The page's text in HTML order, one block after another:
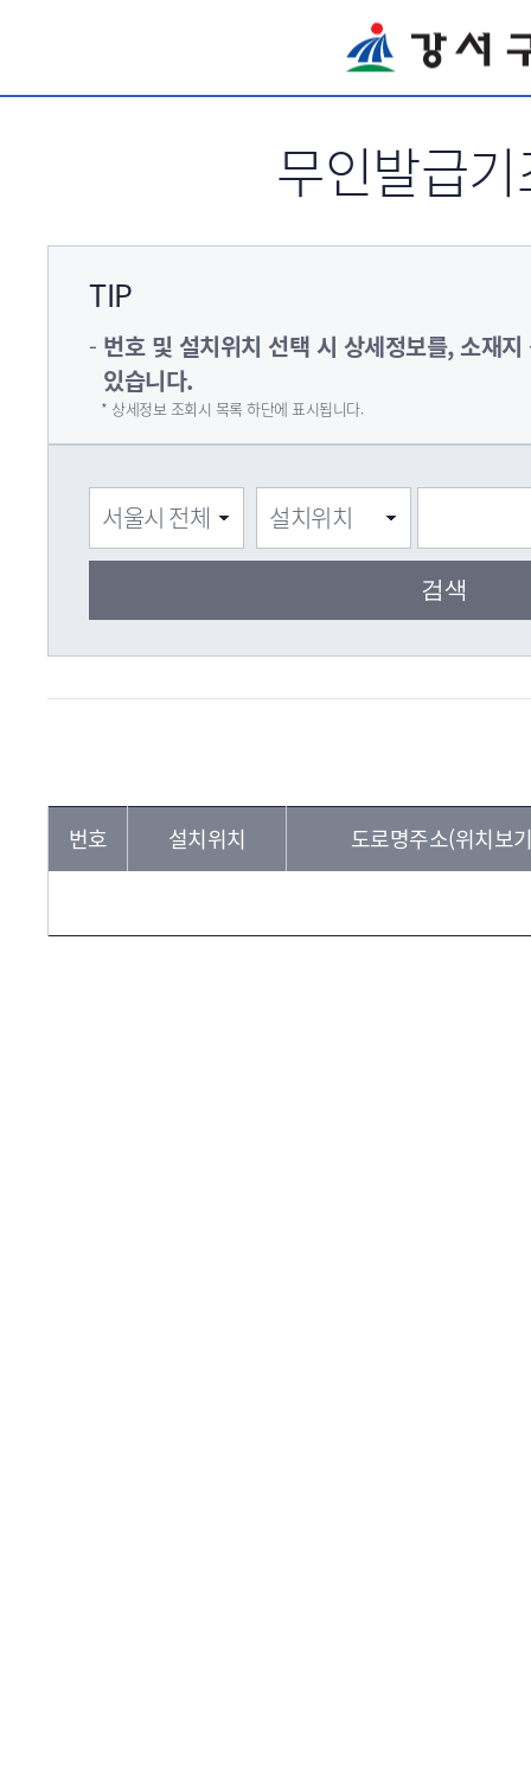
무인발급
TIP
번호 및 설치위치 선택 시 상세정보를, 소재
있습니다.
* 상세정보 조회시 목록 하단에 표시됩니다.
번호 설치위치 도로명주소(위치보